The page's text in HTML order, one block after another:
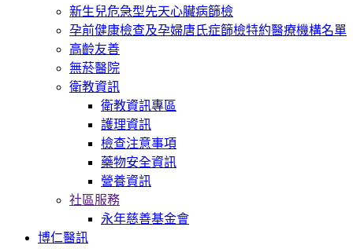
新生兒危急型先天心臟病篩檢
孕前健康檢查及孕婦唐氏症篩檢特約醫療機構名單
高齡友善
無菸醫院
衛教資訊
衛教資訊專區
護理資訊
檢查注意事項
藥物安全資訊
營養資訊
社區服務
永年慈善基金會
博仁醫訊